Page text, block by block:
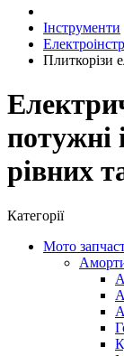
Інструменти
Плиткорізи
потужні
рівних
Категорії
Мото